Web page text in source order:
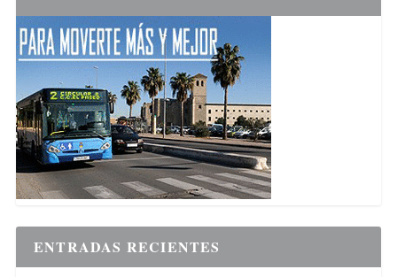
ENTRADAS RECIENTES